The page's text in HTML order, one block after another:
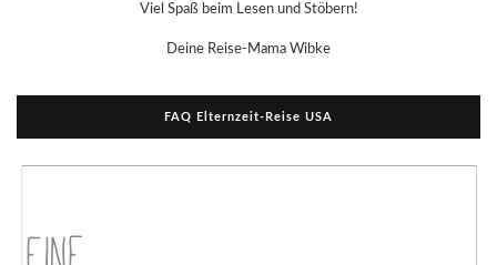
Viel Spaß beim Lesen und Stöbern!
Deine Reise-Mama Wibke
FAQ Elternzeit-Reise USA